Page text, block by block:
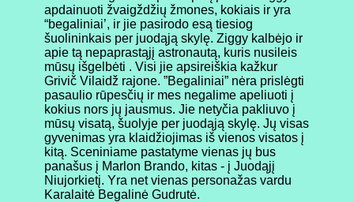
apdainuoti žvaigždžių žmones, kokiais ir yra
“begaliniai’, ir jie pasirodo esą tiesiog
šuolininkais per juodąją skylę. Ziggy kalbėjo ir
apie tą nepaprastąjį astronautą, kuris nusileis
mūsų išgelbėti . Visi jie apsireiškia kažkur
Grivič Vilaidž rajone. ”Begaliniai” nėra prislėgti
pasaulio rūpesčių ir mes negalime apeliuoti į
kokius nors jų jausmus. Jie netyčia pakliuvo į
mūsų visatą, šuolyje per juodąją skylę. Jų visas
gyvenimas yra klaidžiojimas iš vienos visatos į
kitą. Sceniniame pastatyme vienas jų bus
panašus į Marlon Brando, kitas - į Juodąjį
Niujorkietį. Yra net vienas personažas vardu
Karalaitė Begalinė Gudrutė.